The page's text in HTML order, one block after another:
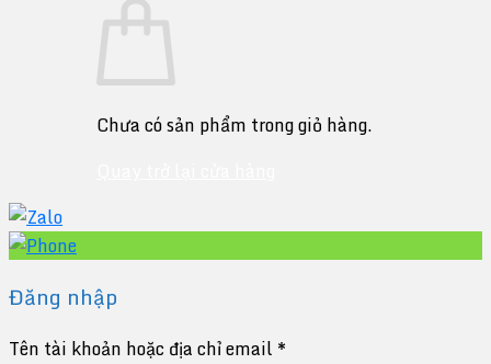
Chưa có sản phẩm trong giỏ hàng.
Đăng nhập
Tên tài khoản hoặc địa chỉ email *